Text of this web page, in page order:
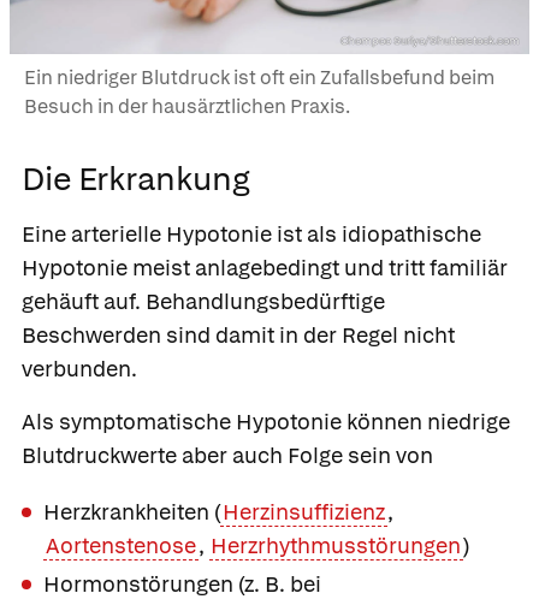
Chompoo Suriyo/Shutterstock.com
Ein niedriger Blutdruck ist oft ein Zufallsbefund beim
Besuch in der hausärztlichen Praxis.
Die Erkrankung
Eine arterielle Hypotonie ist als idiopathische
Hypotonie meist anlagebedingt und tritt familiär
gehäuft auf. Behandlungsbedürftige
Beschwerden sind damit in der Regel nicht
verbunden.
Als symptomatische Hypotonie können niedrige
Blutdruckwerte aber auch Folge sein von
Herzkrankheiten (Herzinsuffizienz,
Aortenstenose, Herzrhythmusstörungen)
Hormonstörungen (z. B. bei